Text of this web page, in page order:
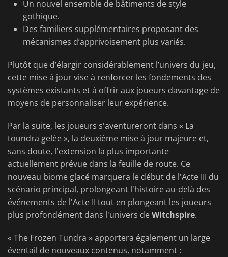
Un nouvel ensemble de bâtiments de style
gothique.
Des familiers supplémentaires proposant des
mécanismes d’apprivoisement plus variés.
Plutôt que d’élargir considérablement l’univers du jeu,
cette mise à jour vise à renforcer les fondements des
systèmes existants et à offrir aux joueurs davantage de
moyens de personnaliser leur expérience.
Par la suite, les joueurs s'aventureront dans « La
toundra gelée », la deuxième mise à jour majeure et,
sans doute, l'extension la plus importante
actuellement prévue dans la feuille de route. Ce
nouveau biome glacé marquera le début de l'Acte III du
scénario principal, prolongeant l'histoire au-delà des
événements de l'Acte II tout en plongeant les joueurs
plus profondément dans l'univers deWitchspire.
« The Frozen Tundra » apportera également un large
éventail de nouveaux contenus, notamment :